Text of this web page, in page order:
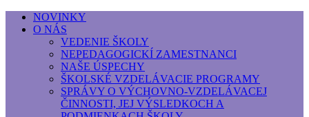
Základná umelecká škola, Hálkova
Základná umelecká škola, Hálkova 56, Bratislava -
NOVINKY
O NÁS
VEDENIE ŠKOLY
NEPEDAGOGICKÍ ZAMESTNANCI
NAŠE ÚSPECHY
ŠKOLSKÉ VZDELÁVACIE PROGRAMY
SPRÁVY O VÝCHOVNO-VZDELÁVACEJ
ČINNOSTI, JEJ VÝSLEDKOCH A